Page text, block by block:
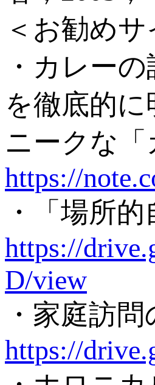
＜お勧めサ
・カレー
を徹底的
ニークな
https://
・「場所
https://
D/view
・家庭訪
https://